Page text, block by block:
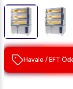
Havale / EFT